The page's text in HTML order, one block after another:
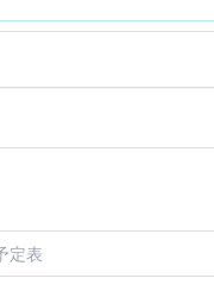
定表